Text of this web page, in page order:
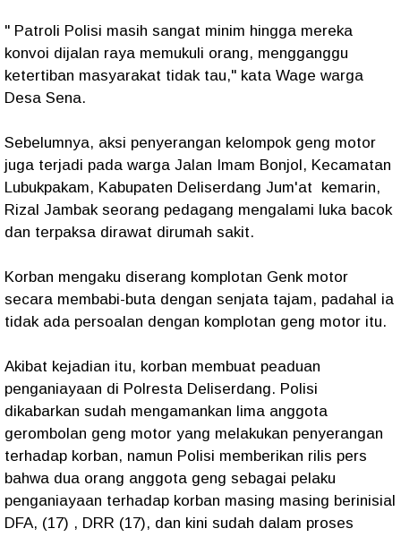
" Patroli Polisi masih sangat minim hingga mereka
konvoi dijalan raya memukuli orang, mengganggu
ketertiban masyarakat tidak tau," kata Wage warga
Desa Sena.
Sebelumnya, aksi penyerangan kelompok geng motor
juga terjadi pada warga Jalan Imam Bonjol, Kecamatan
Lubukpakam, Kabupaten Deliserdang Jum'at kemarin,
Rizal Jambak seorang pedagang mengalami luka bacok
dan terpaksa dirawat dirumah sakit.
Korban mengaku diserang komplotan Genk motor
secara membabi-buta dengan senjata tajam, padahal ia
tidak ada persoalan dengan komplotan geng motor itu.
Akibat kejadian itu, korban membuat peaduan
penganiayaan di Polresta Deliserdang. Polisi
dikabarkan sudah mengamankan lima anggota
gerombolan geng motor yang melakukan penyerangan
terhadap korban, namun Polisi memberikan rilis pers
bahwa dua orang anggota geng sebagai pelaku
penganiayaan terhadap korban masing masing berinisial
DFA, (17) , DRR (17), dan kini sudah dalam proses